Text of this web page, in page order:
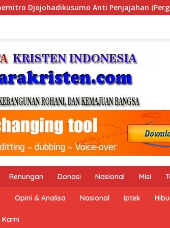
Ekonomi Politik Indonesia) &
Renungan Donasi Nasional Misi
Opini & Analisa Nasional Iptek
Kami